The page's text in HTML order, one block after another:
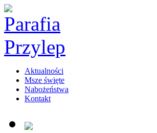
Aktualności
Msze święte
Nabożeństwa
Kontakt